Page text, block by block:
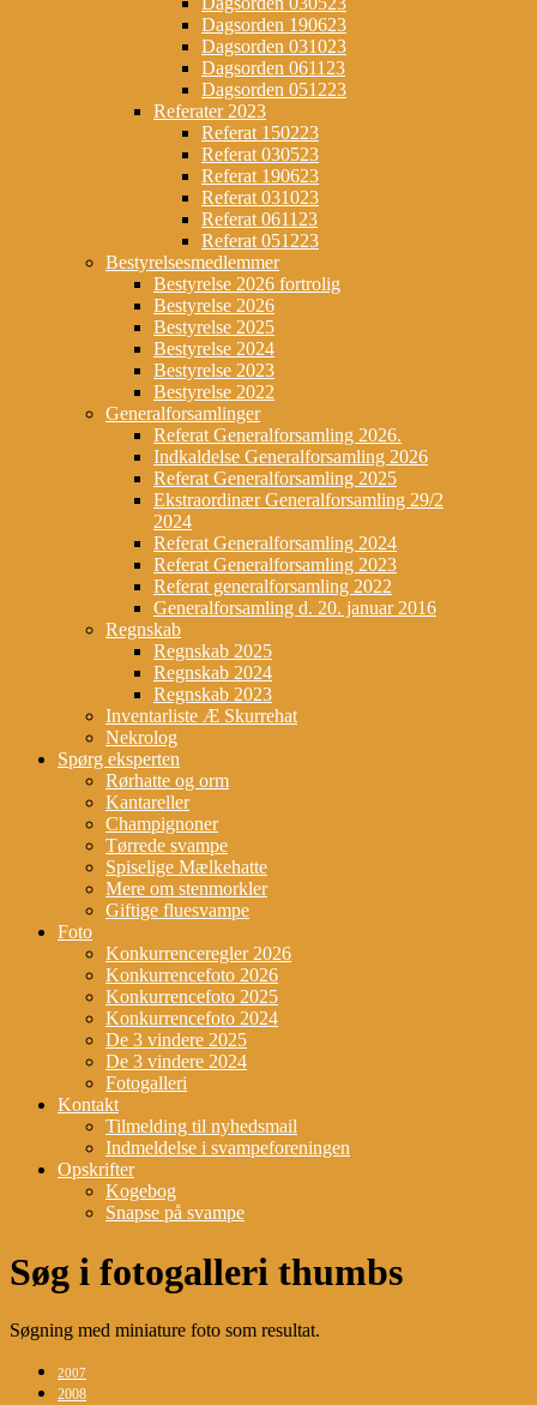
Dagsorden 190623
Dagsorden 031023
Dagsorden 061123
Dagsorden 051223
Referater 2023
Referat 150223
Referat 030523
Referat 190623
Referat 031023
Referat 061123
Referat 051223
Bestyrelsesmedlemmer
Bestyrelse 2026 fortrolig
Bestyrelse 2026
Bestyrelse 2025
Bestyrelse 2024
Bestyrelse 2023
Bestyrelse 2022
Generalforsamlinger
Referat Generalforsamling 2026.
Indkaldelse Generalforsamling 2026
Referat Generalforsamling 2025
Ekstraordinær Generalforsamling 29/2
2024
Referat Generalforsamling 2024
Referat Generalforsamling 2023
Referat generalforsamling 2022
Generalforsamling d. 20. januar 2016
Regnskab
Regnskab 2025
Regnskab 2024
Regnskab 2023
Inventarliste Æ Skurrehat
Nekrolog
Spørg eksperten
Rørhatte og orm
Kantareller
Champignoner
Tørrede svampe
Spiselige Mælkehatte
Mere om stenmorkler
Giftige fluesvampe
Foto
Konkurrenceregler 2026
Konkurrencefoto 2026
Konkurrencefoto 2025
Konkurrencefoto 2024
De 3 vindere 2025
De 3 vindere 2024
Fotogalleri
Kontakt
Tilmelding til nyhedsmail
Indmeldelse i svampeforeningen
Opskrifter
Kogebog
Snapse på svampe
Søg i fotogalleri thumbs
Søgning med miniature foto som resultat.
2007
2008